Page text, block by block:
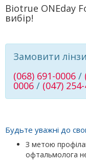
Biotrue ONEday
вибір!
Замовити
(068) 691-0006 /
0006 / (047)
Будьте уважні до
З метою
офтальмолога